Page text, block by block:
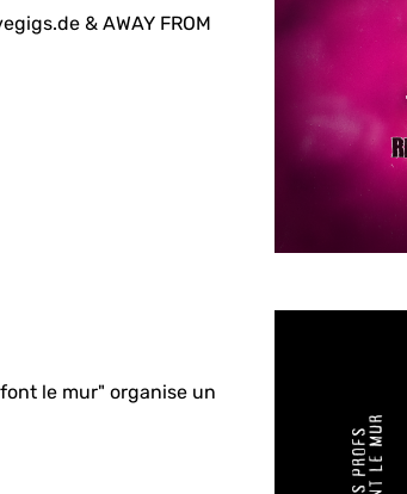
& AWAY FROM
le mur" organise un